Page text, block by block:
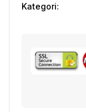
Kategori: